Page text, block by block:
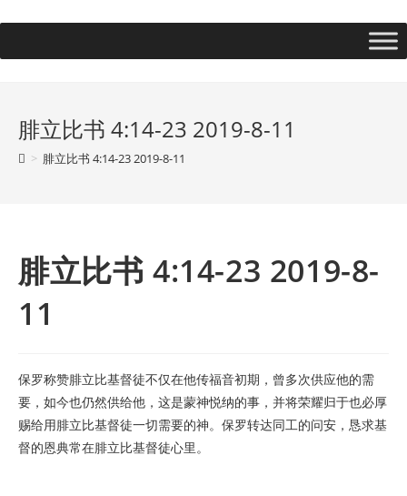
腓立比书 4:14-23 2019-8-11
> 腓立比书 4:14-23 2019-8-11
腓立比书 4:14-23 2019-8-
11
保罗称赞腓立比基督徒不仅在他传福音初期，曾多次供应他的需
要，如今也仍然供给他，这是蒙神悦纳的事，并将荣耀归于也必厚
赐给用腓立比基督徒一切需要的神。保罗转达同工的问安，恳求基
督的恩典常在腓立比基督徒心里。